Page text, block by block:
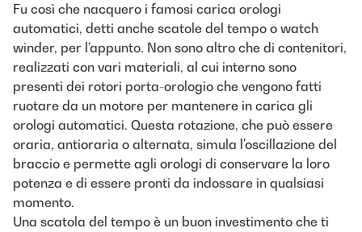
Fu così che nacquero i famosi carica orologi
automatici, detti anche scatole del tempo o watch
winder, per l’appunto. Non sono altro che di contenitori,
realizzati con vari materiali, al cui interno sono
presenti dei rotori porta-orologio che vengono fatti
ruotare da un motore per mantenere in carica gli
orologi automatici. Questa rotazione, che può essere
oraria, antioraria o alternata, simula l'oscillazione del
braccio e permette agli orologi di conservare la loro
potenza e di essere pronti da indossare in qualsiasi
momento.
Una scatola del tempo è un buon investimento che ti